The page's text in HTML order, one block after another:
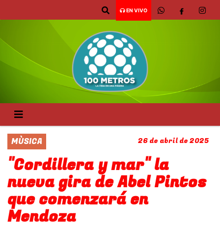
EN VIVO
MÙSICA 26 de abril de 2025
"Cordillera y mar" la
nueva gira de Abel Pintos
que comenzará en
Mendoza